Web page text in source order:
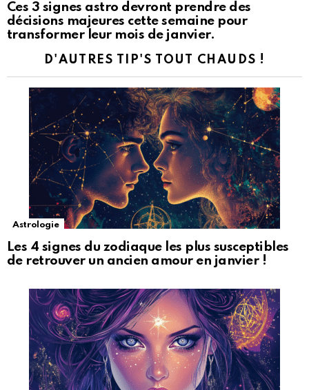
Ces 3 signes astro devront prendre des
décisions majeures cette semaine pour
transformer leur mois de janvier.
D'AUTRES TIP'S TOUT CHAUDS !
Astrologie
Les 4 signes du zodiaque les plus susceptibles
de retrouver un ancien amour en janvier !